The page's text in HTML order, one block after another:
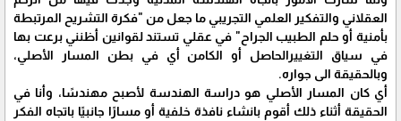
العقلاني والتفكير العلمي التجريبي ما جعل من "فكرة التشريح المرتبطة
بأمنية أو حلم الطبيب الجراح" في عقلي تستند لقوانين أظنني برعت بها
في سياق التغييرالحاصل أو الكامن أي في بطن المسار الأصلي،
وبالحقيقة الى جواره.
أي كان المسار الأصلي هو دراسة الهندسة لأصبح مهندسًا، وأنا في
الحقيقة أثناء ذلك أقوم بانشاء نافذة خلفية أو مسارًا جانبيًا باتجاه الفكر